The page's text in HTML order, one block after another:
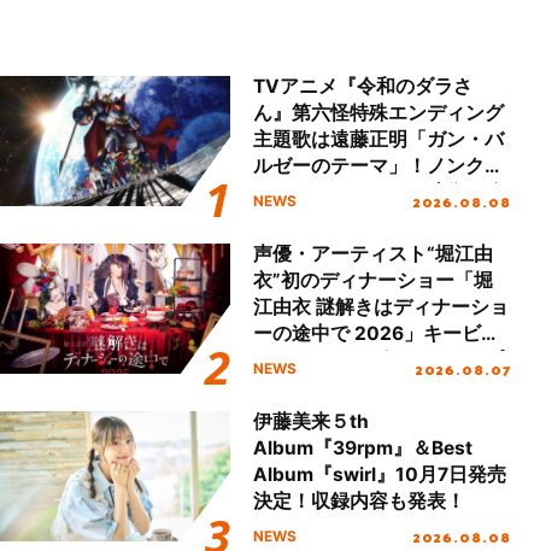
TVアニメ『令和のダラさ
ん』第六怪特殊エンディング
主題歌は遠藤正明「ガン・バ
ルゼーのテーマ」！ノンクレ
ジットエンディング映像も公
NEWS 2026.08.08
声優・アーティスト“堀江由
衣”初のディナーショー「堀
江由衣 謎解きはディナーショ
ーの途中で 2026」キービジ
ュアル＆グッズラインナップ
NEWS 2026.08.07
伊藤美来５th
Album『39rpm』＆Best
Album『swirl』10月7日発売
決定！収録内容も発表！
NEWS 2026.08.08